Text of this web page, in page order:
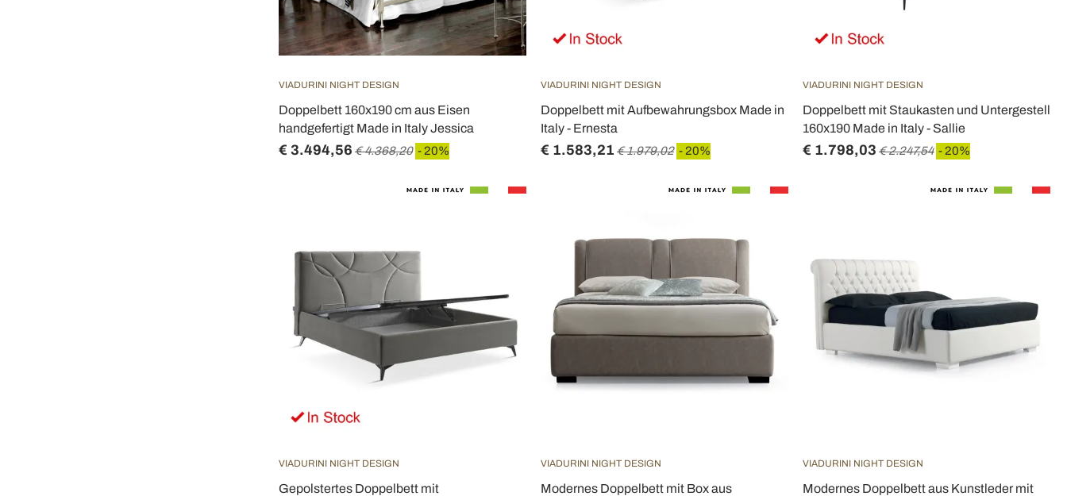
VIADURINI NIGHT DESIGN
Doppelbett 160x190 cm aus Eisen
handgefertigt Made in Italy Jessica
€ 3.494,56 € 4.368,20 - 20%
VIADURINI NIGHT DESIGN
Doppelbett mit Aufbewahrungsbox Made in
Italy - Ernesta
€ 1.583,21 € 1.979,02 - 20%
VIADURINI NIGHT DESIGN
Doppelbett mit Staukasten und Untergestell
160x190 Made in Italy - Sallie
€ 1.798,03 € 2.247,54 - 20%
VIADURINI NIGHT DESIGN
Gepolstertes Doppelbett mit
VIADURINI NIGHT DESIGN
Modernes Doppelbett mit Box aus
VIADURINI NIGHT DESIGN
Modernes Doppelbett aus Kunstleder mit